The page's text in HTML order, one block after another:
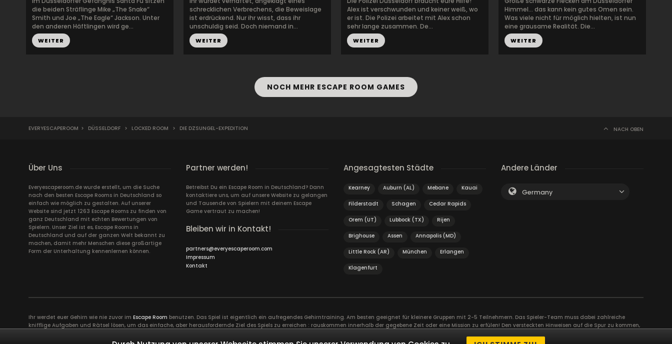
die beiden Sträflinge Mike „The Snake“
Smith und Joe „The Eagle“ Jackson. Unter
den anderen Häftlingen wird ge...
WEITER
schrecklichen Verbrechens, die Beweislage
ist erdrückend. Nur ihr wisst, dass ihr
unschuldig seid. Doch niemand in...
WEITER
Alex ist verschwunden und keiner weiß, wo
er ist. Die Polizei arbeitet mit Alex schon
sehr lange zusammen. De...
WEITER
Himmel... das kann kein gutes Omen sein.
Was viele nicht für möglich hielten, ist nun
eine grausame Realität. Die...
WEITER
NOCH MEHR ESCAPE ROOM GAMES
EVERYESCAPEROOM > DÜSSELDORF > LOCKED ROOM > DIE DZSUNGEL-EXPEDITION NACH OBEN
Über Uns
Everyescaperoom.de wurde erstellt, um die Suche
nach den besten Escape Rooms in Deutschland so
einfach wie möglich zu gestalten. Auf unserer
Website sind jetzt 1263 Escape Rooms zu finden von
ganz Deutschland mit echten Bewertungen von
Spielern. Unser Ziel ist es, Escape Rooms in
Deutschland und auf der ganzen Welt bekannt zu
machen, damit mehr Menschen diese großartige
Form der Unterhaltung kennenlernen können.
Partner werden!
Betreibst Du ein Escape Room in Deutschland? Dann
kontaktiere uns, um auf unsere Website zu gelangen
und Tausende von Spielern mit deinem Escape
Game vertraut zu machen!
Bleiben wir in Kontakt!
partners@everyescaperoom.com
Impressum
Kontakt
Angesagtesten Städte
Kearney Auburn (AL) Mebane Kauai
Filderstadt Schagen Cedar Rapids
Orem (UT) Lubbock (TX) Rijen
Brighouse Assen Annapolis (MD)
Little Rock (AR) München Erlangen
Klagenfurt
Andere Länder
Germany
Ihr werdet euer Gehirn wie nie zuvor im Escape Room benutzen. Das Spiel ist eigentlich ein aufregendes Gehirntraining. Am besten geeignet für kleinere Gruppen mit 2-5 Teilnehmern. Das Spieler-Team muss dabei zahlreiche
knifflige Aufgaben und Rätsel lösen, um das einfache, aber herausfordernde Ziel des Spiels zu erreichen : rauskommen innerhalb der gegebene Zeit oder eine Mission zu erfülen! Den versteckten Hinweisen auf die Spur zu kommen,
Kollegen näher zusammen bringen.